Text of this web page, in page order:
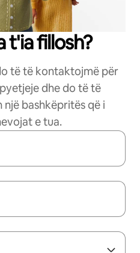
t'ia fillosh?
të të kontaktojmë për
dhe do të të
bashkëpritës që i
e tua.